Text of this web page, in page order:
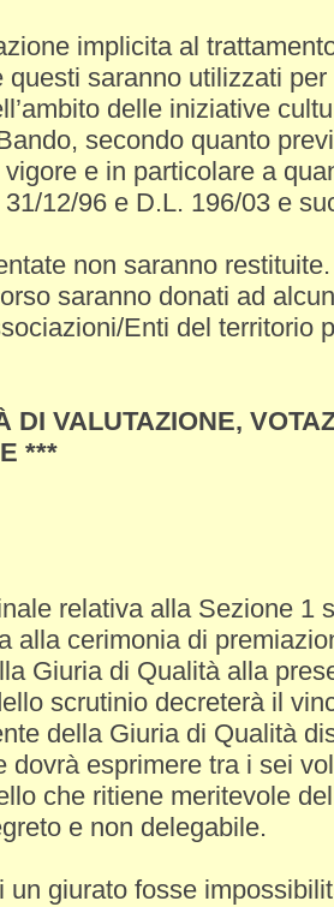
implicita al
questi saranno utilizzati
delle iniziative
secondo quanto
e in particolare a
12/96 e D.L. 196/03 e
non saranno
saranno donati ad
Enti del territorio
DI VALUTAZIONE,
***
relativa alla Sezione 1
alla cerimonia di
Giuria di Qualità alla
scrutinio decreterà il
della Giuria di Qualità
dovrà esprimere tra i sei
che ritiene meritevole
e non delegabile.
un giurato fosse